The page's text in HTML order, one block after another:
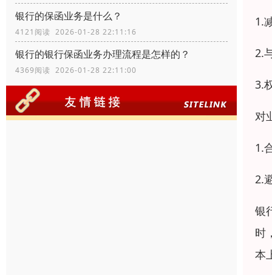
银行的保函业务是什么？
4121阅读 2026-01-28 22:11:16
银行的银行保函业务办理流程是怎样的？
4369阅读 2026-01-28 22:11:00
1.
2.
3.
对
1.
2.
银
时
本